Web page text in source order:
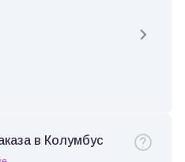
в Колумбус